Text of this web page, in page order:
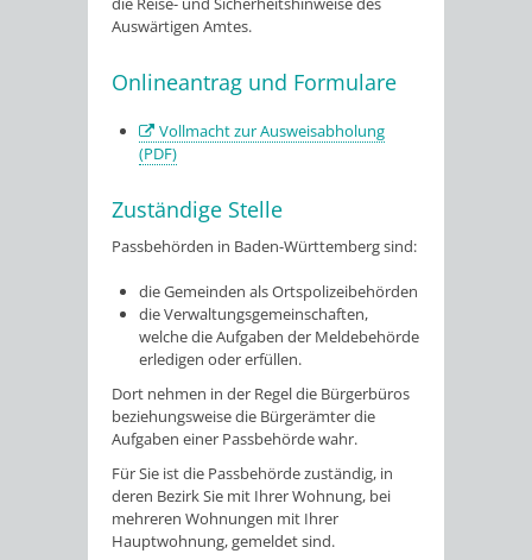
Auswärtigen Amtes.
Onlineantrag und Formulare
Vollmacht zur Ausweisabholung
(PDF)
Zuständige Stelle
Passbehörden in Baden-Württemberg sind:
die Gemeinden als Ortspolizeibehörden
die Verwaltungsgemeinschaften,
welche die Aufgaben der Meldebehörde
erledigen oder erfüllen.
Dort nehmen in der Regel die Bürgerbüros
beziehungsweise die Bürgerämter die
Aufgaben einer Passbehörde wahr.
Für Sie ist die Passbehörde zuständig, in
deren Bezirk Sie mit Ihrer Wohnung, bei
mehreren Wohnungen mit Ihrer
Hauptwohnung, gemeldet sind.